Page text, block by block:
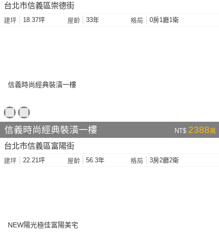
台北市信義區崇德街
建坪 18.37坪 屋齡 33年 格局 0房1廳1衛
信義時尚經典裝潢一樓 NT$ 2388萬
台北市信義區富陽街
建坪 22.21坪 屋齡 56.3年 格局 3房2廳2衛